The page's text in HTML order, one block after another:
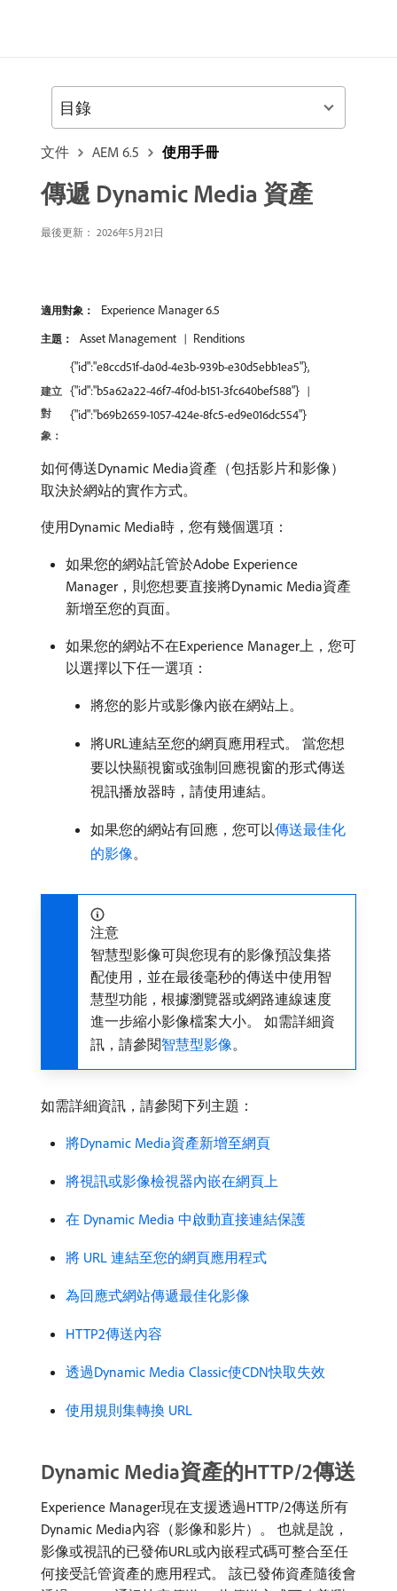
文件 AEM 6.5 使用手冊
傳遞 Dynamic Media 資產
最後更新： 2026年5月21日
適用對象： Experience Manager 6.5
主題： Asset Management Renditions
建立
對
象：
{"id":"e8ccd51f-da0d-4e3b-939b-e30d5ebb1ea5"},
{"id":"b5a62a22-46f7-4f0d-b151-3fc640bef588"}
{"id":"b69b2659-1057-424e-8fc5-ed9e016dc554"}
如何傳送Dynamic Media資產（包括影片和影像）
取決於網站的實作方式。
使用Dynamic Media時，您有幾個選項：
如果您的網站託管於Adobe Experience
Manager，則您想要直接將Dynamic Media資產
新增至您的頁面。
如果您的網站不在Experience Manager上，您可
以選擇以下任一選項：
將您的影片或影像內嵌在網站上。
將URL連結至您的網頁應用程式。 當您想
要以快顯視窗或強制回應視窗的形式傳送
視訊播放器時，請使用連結。
如果您的網站有回應，您可以傳送最佳化
的影像。
注意
智慧型影像可與您現有的影像預設集搭
配使用，並在最後毫秒的傳送中使用智
慧型功能，根據瀏覽器或網路連線速度
進一步縮小影像檔案大小。 如需詳細資
訊，請參閱智慧型影像。
如需詳細資訊，請參閱下列主題：
將Dynamic Media資產新增至網頁
將視訊或影像檢視器內嵌在網頁上
在 Dynamic Media 中啟動直接連結保護
將 URL 連結至您的網頁應用程式
為回應式網站傳遞最佳化影像
HTTP2傳送內容
透過Dynamic Media Classic使CDN快取失效
使用規則集轉換 URL
Dynamic Media資產的HTTP/2傳送
Experience Manager現在支援透過HTTP/2傳送所有
Dynamic Media內容（影像和影片）。 也就是說，
影像或視訊的已發佈URL或內嵌程式碼可整合至任
何接受託管資產的應用程式。 該已發佈資產隨後會
目錄